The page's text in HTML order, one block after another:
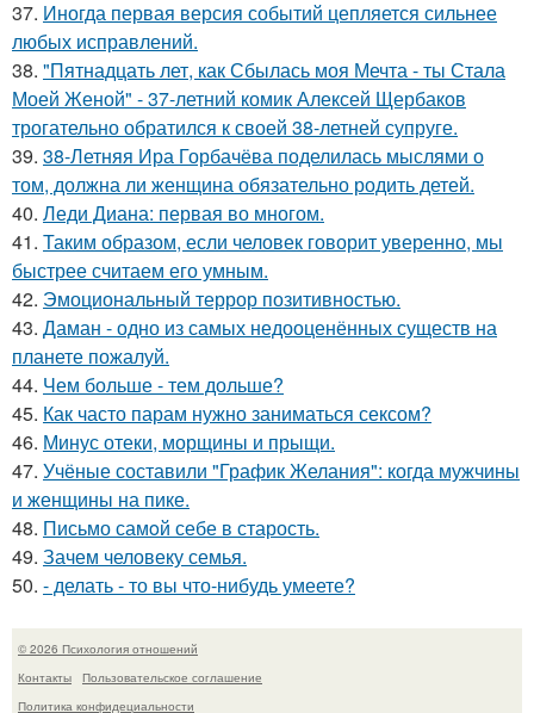
37. Иногда первая версия событий цепляется сильнее
любых исправлений.
38. "Пятнадцать лет, как Сбылась моя Мечта - ты Стала
Моей Женой" - 37-летний комик Алексей Щербаков
трогательно обратился к своей 38-летней супруге.
39. 38-Летняя Ира Горбачёва поделилась мыслями о
том, должна ли женщина обязательно родить детей.
40. Леди Диана: первая во многом.
41. Таким образом, если человек говорит уверенно, мы
быстрее считаем его умным.
42. Эмоциональный террор позитивностью.
43. Даман - одно из самых недооценённых существ на
планете пожалуй.
44. Чем больше - тем дольше?
45. Как часто парам нужно заниматься сексом?
46. Минус отеки, морщины и прыщи.
47. Учёные составили "График Желания": когда мужчины
и женщины на пике.
48. Письмо самoй себе в старость.
49. Зачем человеку семья.
50. - делать - то вы что-нибудь умеете?
© 2026 Психология отношений
Контакты
Пользовательское соглашение
Политика конфидециальности